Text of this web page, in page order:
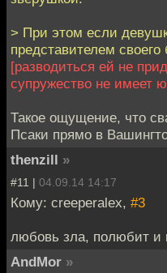
> При этом если
представителем своего
[разводиться ей не
супружество не имеет
Такое ощущение, что
Псаки прямо в
thenzill »
#11 | 04.09.14 14:17
Кому: creeperalex, #3
любовь зла, полюбит и
AndMor »